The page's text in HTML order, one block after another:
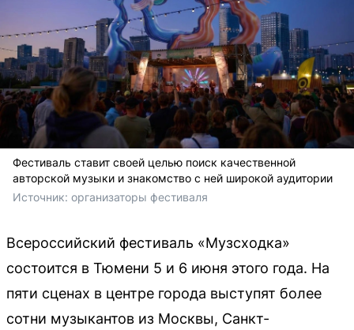
Фестиваль ставит своей целью поиск качественной
авторской музыки и знакомство с ней широкой аудитории
Источник: организаторы фестиваля
Всероссийский фестиваль «Музсходка»
состоится в Тюмени 5 и 6 июня этого года. На
пяти сценах в центре города выступят более
сотни музыкантов из Москвы, Санкт-